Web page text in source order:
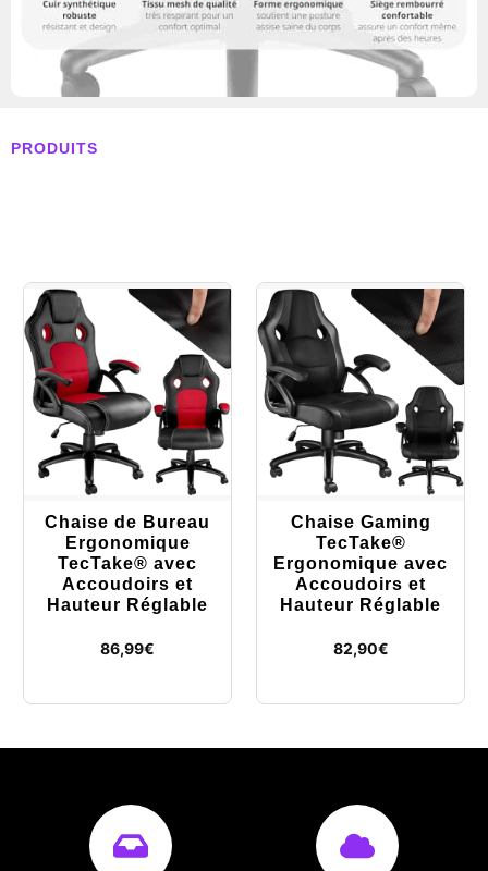
PRODUITS
Chaise de Bureau
Ergonomique
TecTake® avec
Accoudoirs et
Hauteur Réglable
86,99€
Chaise Gaming
TecTake®
Ergonomique avec
Accoudoirs et
Hauteur Réglable
82,90€